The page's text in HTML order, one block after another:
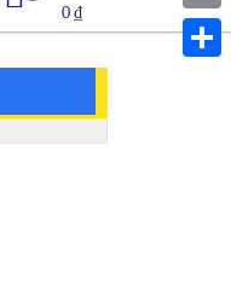
0₫
Email